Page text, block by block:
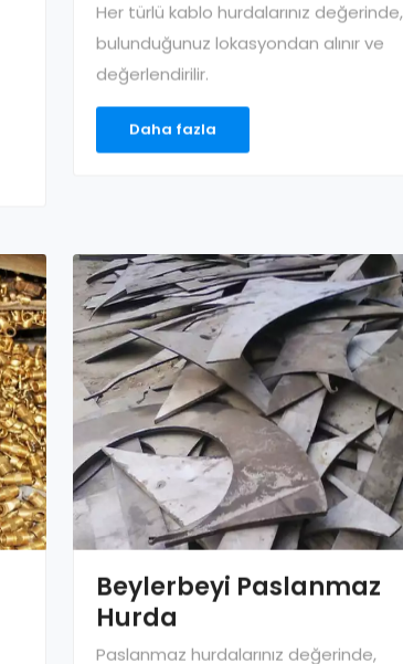
Her türlü kablo hurdalarınız değerinde,
bulunduğunuz lokasyondan alınır ve
değerlendirilir.
Daha fazla
Beylerbeyi Paslanmaz
Hurda
Paslanmaz hurdalarınız değerinde,